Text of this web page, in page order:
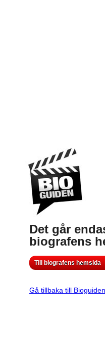
Det går
biografens
Till biografens hemsida
Gå tillbaka till Bioguiden